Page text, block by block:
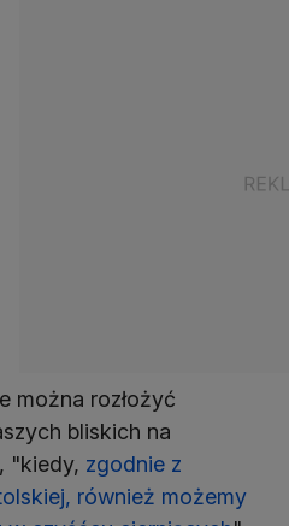
można rozłożyć
bliskich na
"kiedy, zgodnie z
również możemy